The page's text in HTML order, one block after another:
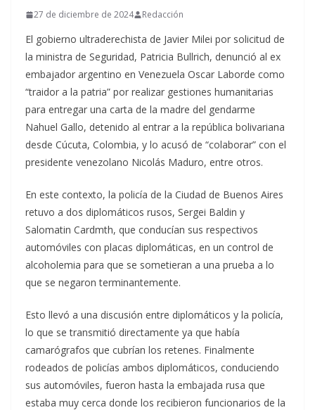
27 de diciembre de 2024 Redacción
El gobierno ultraderechista de Javier Milei por solicitud de
la ministra de Seguridad, Patricia Bullrich, denunció al ex
embajador argentino en Venezuela Oscar Laborde como
“traidor a la patria” por realizar gestiones humanitarias
para entregar una carta de la madre del gendarme
Nahuel Gallo, detenido al entrar a la república bolivariana
desde Cúcuta, Colombia, y lo acusó de “colaborar” con el
presidente venezolano Nicolás Maduro, entre otros.
En este contexto, la policía de la Ciudad de Buenos Aires
retuvo a dos diplomáticos rusos, Sergei Baldin y
Salomatin Cardmth, que conducían sus respectivos
automóviles con placas diplomáticas, en un control de
alcoholemia para que se sometieran a una prueba a lo
que se negaron terminantemente.
Esto llevó a una discusión entre diplomáticos y la policía,
lo que se transmitió directamente ya que había
camarógrafos que cubrían los retenes. Finalmente
rodeados de policías ambos diplomáticos, conduciendo
sus automóviles, fueron hasta la embajada rusa que
estaba muy cerca donde los recibieron funcionarios de la